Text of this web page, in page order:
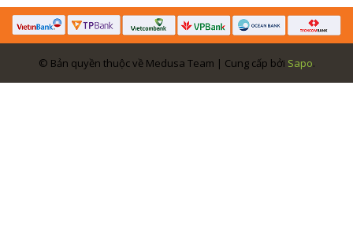
© Bản quyền thuộc về Medusa Team | Cung cấp bởi Sapo.